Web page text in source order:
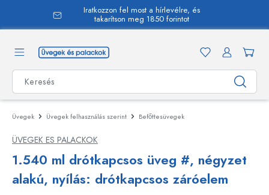
Iratkozzon fel most a hírlevélre, és
takarítson meg 1850 forintot
Üvegek Üvegek felhasználás szerint Befőttesüvegek
ÜVEGEK ES PALACKOK
1.540 ml drótkapcsos üveg #, négyzet
alakú, nyílás: drótkapcsos záróelem